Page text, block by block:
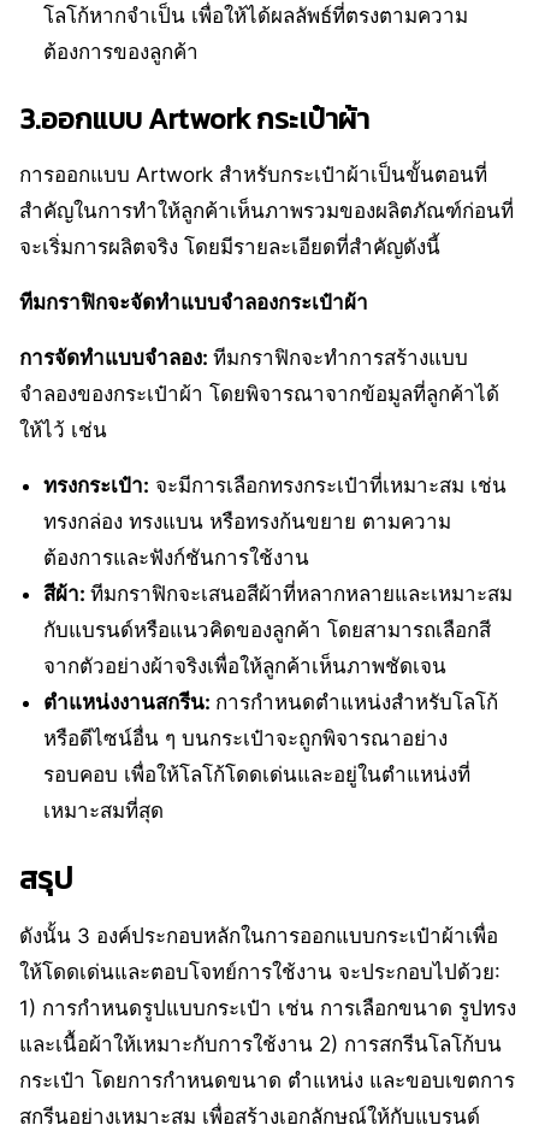
โลโก้หากจำเป็น เพื่อให้ได้ผลลัพธ์ที่ตรงตามความ
ต้องการของลูกค้า
3.ออกแบบ Artwork กระเป๋าผ้า
การออกแบบ Artwork สำหรับกระเป๋าผ้าเป็นขั้นตอนที่
สำคัญในการทำให้ลูกค้าเห็นภาพรวมของผลิตภัณฑ์ก่อนที่
จะเริ่มการผลิตจริง โดยมีรายละเอียดที่สำคัญดังนี้
ทีมกราฟิกจะจัดทำแบบจำลองกระเป๋าผ้า
การจัดทำแบบจำลอง: ทีมกราฟิกจะทำการสร้างแบบ
จำลองของกระเป๋าผ้า โดยพิจารณาจากข้อมูลที่ลูกค้าได้
ให้ไว้ เช่น
ทรงกระเป๋า: จะมีการเลือกทรงกระเป๋าที่เหมาะสม เช่น
ทรงกล่อง ทรงแบน หรือทรงก้นขยาย ตามความ
ต้องการและฟังก์ชันการใช้งาน
สีผ้า:ทีมกราฟิกจะเสนอสีผ้าที่หลากหลายและเหมาะสม
กับแบรนด์หรือแนวคิดของลูกค้า โดยสามารถเลือกสี
จากตัวอย่างผ้าจริงเพื่อให้ลูกค้าเห็นภาพชัดเจน
ตำแหน่งงานสกรีน: การกำหนดตำแหน่งสำหรับโลโก้
หรือดีไซน์อื่น ๆ บนกระเป๋าจะถูกพิจารณาอย่าง
รอบคอบ เพื่อให้โลโก้โดดเด่นและอยู่ในตำแหน่งที่
เหมาะสมที่สุด
สรุป
ดังนั้น 3 องค์ประกอบหลักในการออกแบบกระเป๋าผ้าเพื่อ
ให้โดดเด่นและตอบโจทย์การใช้งาน จะประกอบไปด้วย:
1) การกำหนดรูปแบบกระเป๋า เช่น การเลือกขนาด รูปทรง
และเนื้อผ้าให้เหมาะกับการใช้งาน 2) การสกรีนโลโก้บน
กระเป๋า โดยการกำหนดขนาด ตำแหน่ง และขอบเขตการ
สกรีนอย่างเหมาะสม เพื่อสร้างเอกลักษณ์ให้กับแบรนด์